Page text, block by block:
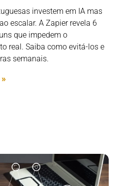
investem em IA mas
escalar. A Zapier revela 6
que impedem o
real. Saiba como evitá-los e
semanais.